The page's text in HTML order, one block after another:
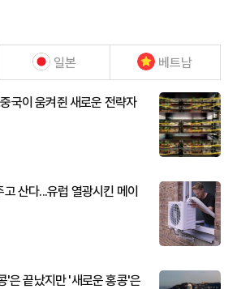
일본 베트남
국이 움켜쥔 새로운 전략자
산다...유럽 열광시킨 메이
'은 끝났지만 '새로운 홍콩'은